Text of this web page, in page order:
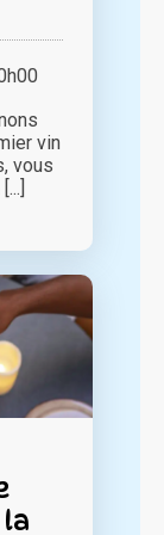
vin
vous
la